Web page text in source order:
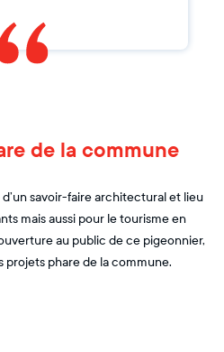
de la commune
savoir-faire architectural et lieu
mais aussi pour le tourisme en
au public de ce pigeonnier,
projets phare de la commune.